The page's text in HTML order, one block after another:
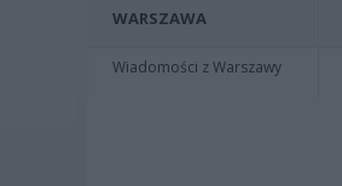
WARSZAWA
Wiadomości z Warszawy